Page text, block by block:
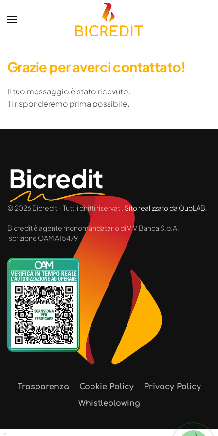
Skip to main content
Grazie per averci contattato!
Il tuo messaggio è stato ricevuto.
Ti risponderemo prima possibile.
Bicredit
© 2026Bicredit - Tutti i diritti riservati. Sito realizzato da QuoLAB.
Bicredit è agente monomandatario di ViViBanca S.p.A. -
iscrizione OAM A15479
Trasparenza Cookie Policy
Privacy Policy
Whistleblowing